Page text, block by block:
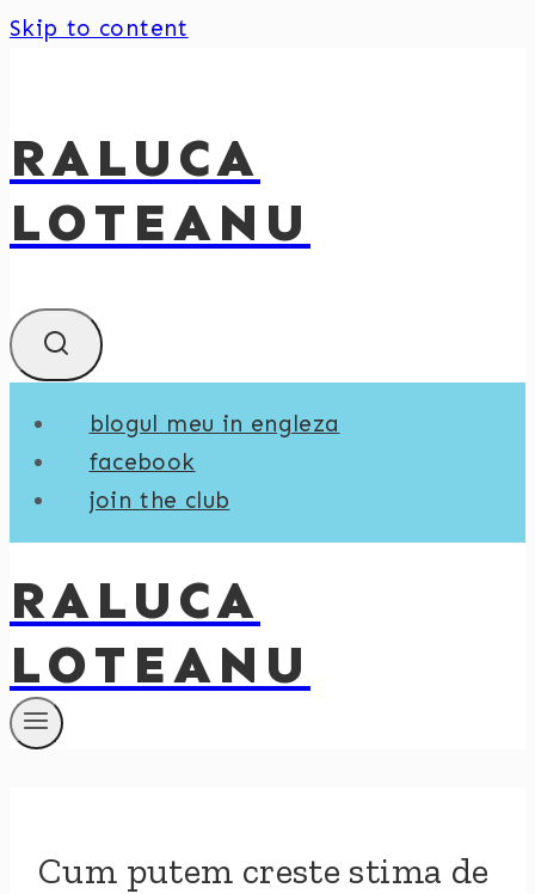
Skip to content
RALUCA
LOTEANU
blogul meu in engleza
facebook
join the club
RALUCA
LOTEANU
Cum putem creste stima de